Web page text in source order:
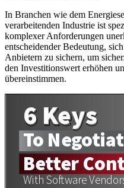
In Branchen wie dem
verarbeitenden Industrie ist
komplexer Anforderungen
entscheidender Bedeutung,
Anbietern zu sichern, um
den Investitionswert erhöhen
übereinstimmen.